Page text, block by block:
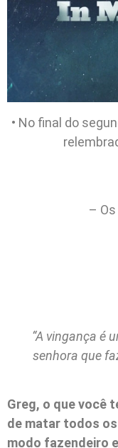
• No final do
–
“A vingança é
senhora que
Greg, o que você
de matar todos
modo fazendeiro